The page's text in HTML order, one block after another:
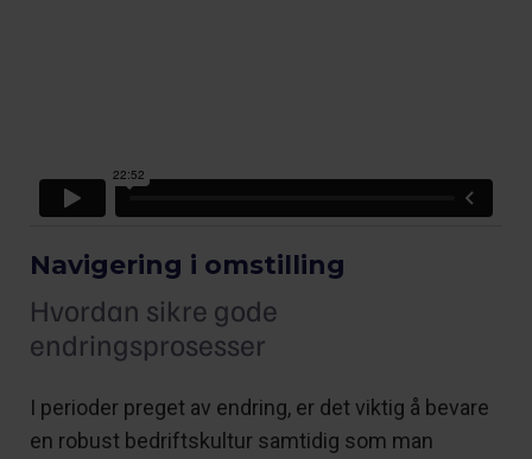
Navigering i omstilling
Hvordan sikre gode
endringsprosesser
I perioder preget av endring, er det viktig å bevare
en robust bedriftskultur samtidig som man